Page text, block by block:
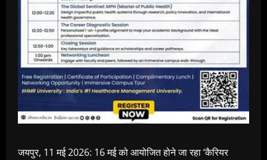
जयपुर, 11 मई 2026: 16 मई को आयोजित होने जा रहा ‘कैरियर